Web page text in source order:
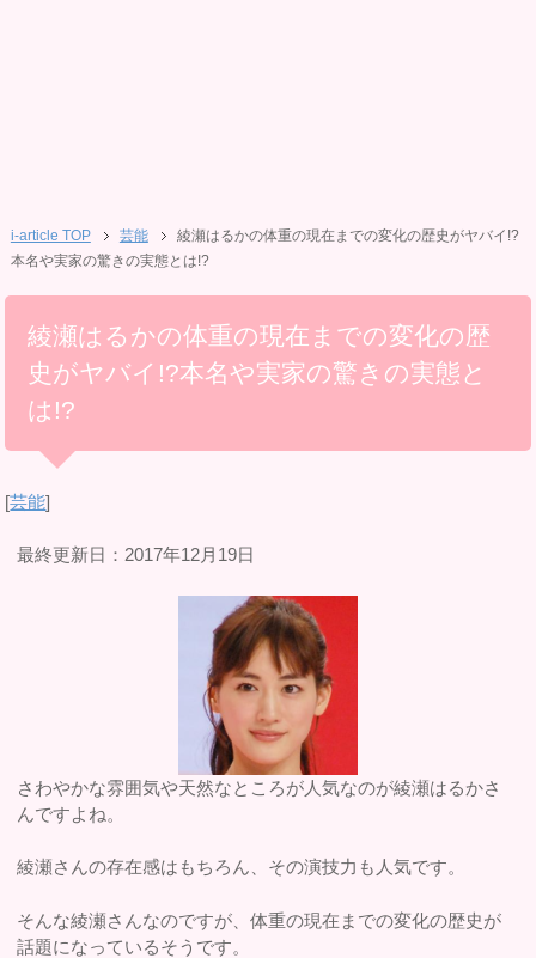
i-article TOP 芸能
綾瀬はるかの体重の現在までの変化の歴史がヤバイ!?
本名や実家の驚きの実態とは!?
綾瀬はるかの体重の現在までの変化の歴
史がヤバイ!?本名や実家の驚きの実態と
は!?
[芸能]
最終更新日：2017年12月19日
さわやかな雰囲気や天然なところが人気なのが綾瀬はるかさ
んですよね。
綾瀬さんの存在感はもちろん、その演技力も人気です。
そんな綾瀬さんなのですが、体重の現在までの変化の歴史が
話題になっているそうです。